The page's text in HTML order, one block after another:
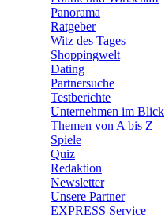
Panorama
Ratgeber
Witz des Tages
Shoppingwelt
Dating
Partnersuche
Testberichte
Unternehmen im Blick
Themen von A bis Z
Spiele
Quiz
Redaktion
Newsletter
Unsere Partner
EXPRESS Service